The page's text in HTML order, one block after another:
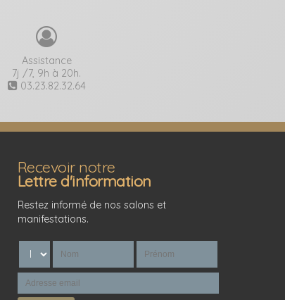
Assistance
7j /7, 9h à 20h.
03.23.82.32.64
Recevoir notre
Lettre d'information
Restez informé de nos salons et
manifestations.